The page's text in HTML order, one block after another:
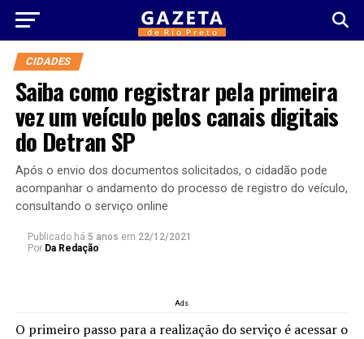
CIDADES
Saiba como registrar pela primeira
vez um veículo pelos canais digitais
do Detran SP
Após o envio dos documentos solicitados, o cidadão pode
acompanhar o andamento do processo de registro do veículo,
consultando o serviço online
Publicado há 5 anos em 22/12/2021
Por Da Redação
Ads
O primeiro passo para a realização do serviço é acessar o